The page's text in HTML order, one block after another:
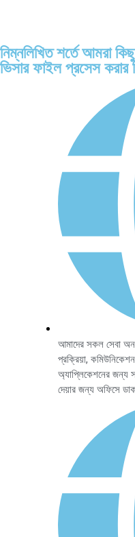
নিম্নলিখিত শর্তে আমরা
ভিসার ফাইল প্রসেস করার
আমাদের সকল সেবা
প্রক্রিয়া,
অ্যাপ্লিকেশনের জন্য
দেয়ার জন্য অফিসে